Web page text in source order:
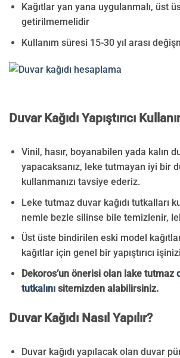
Kağıtlar yan yana uygulanmalı, üst
getirilmemelidir
Kullanım süresi 15-30 yıl arası
Duvar Kağıdı Yapıştırıcı
Vinil, hasır, boyanabilen yada kalın
yapacaksanız, leke tutmayan iyi bir
kullanmanızı tavsiye ederiz.
Leke tutmaz duvar kağıdı tutkalları
nemle bezle silinse bile temizlenir,
Üst üste bindirilen eski model
kağıtlar için genel bir yapıştırıcı
Dekoros’un önerisi olan lake tutmaz
tutkalınısitemizden alabilirsiniz.
Duvar Kağıdı Nasıl Yapılır?
Duvar kağıdı yapılacak olan duvar